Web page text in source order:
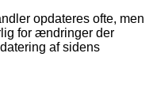
opdateres ofte, men
for ændringer der
af sidens